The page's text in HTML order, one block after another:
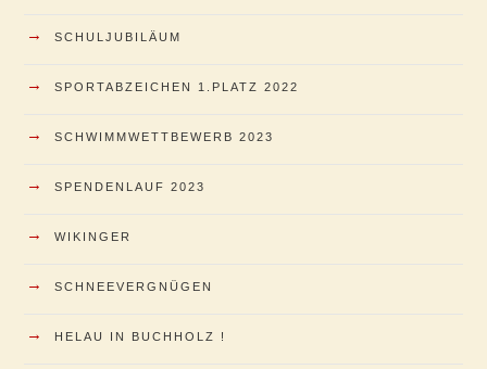
→ SCHULJUBILÄUM
→ SPORTABZEICHEN 1.PLATZ 2022
→ SCHWIMMWETTBEWERB 2023
→ SPENDENLAUF 2023
→ WIKINGER
→ SCHNEEVERGNÜGEN
→ HELAU IN BUCHHOLZ !